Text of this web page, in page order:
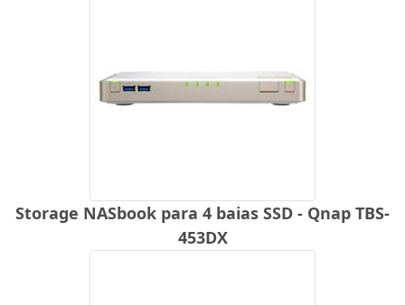
Storage NASbook para 4 baias SSD - Qnap TBS-
453DX